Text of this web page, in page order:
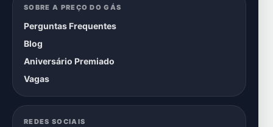
SOBRE A PREÇO DO GÁS
Perguntas Frequentes
Blog
Aniversário Premiado
Vagas
REDES SOCIAIS